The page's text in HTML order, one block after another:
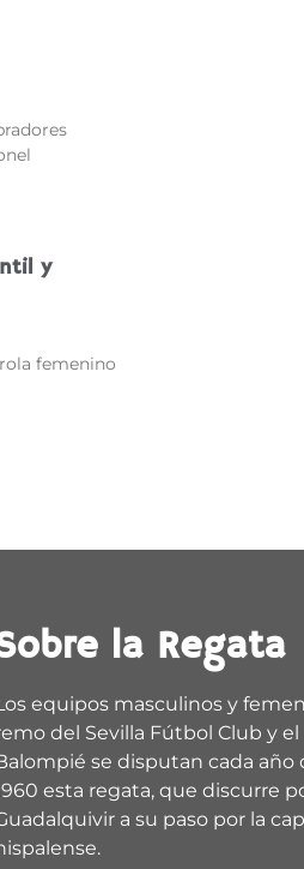
y
femenino
la Regata
equipos masculinos y
del Sevilla Fútbol Club y el
se disputan cada año
esta regata, que discurre
a su paso por la